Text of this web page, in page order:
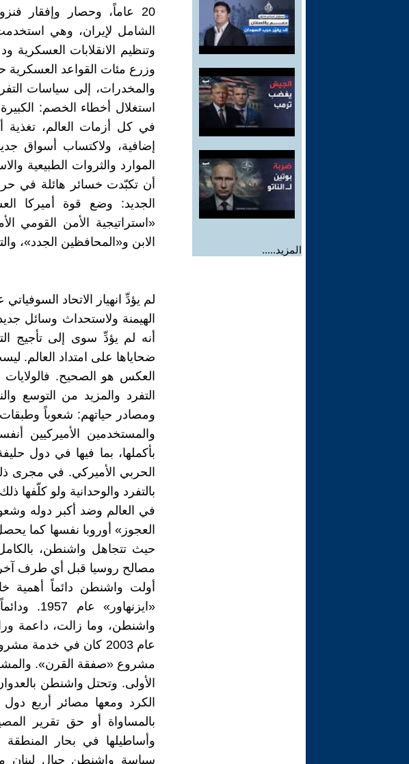
المزيد.....
20 عاماً، وحصار وإفقار
الشامل لإيران، وهي
وتنظيم الانقلابات العسكرية
وزرع مئات القواعد العسكرية
والمخدرات، إلى سياسات
استغلال أخطاء الخصم:
في كل أزمات العالم، تغذية
إضافية، ولاكتساب أسواق
الموارد والثروات الطبيعية
أن تكبّدت خسائر هائلة في
الجديد: وضع قوة أميركا
الابن و«المحافظين الجدد»،
الهيمنة ولاستحداث وسائل
أنه لم يؤدِّ سوى إلى تأجيج
ضحاياها على امتداد العالم.
العكس هو الصحيح. فالولايات
التفرد والمزيد من التوسع
ومصادر حياتهم: شعوباً
والمستخدمين الأميركيين
بأكملها، بما فيها في دول
الحربي الأميركي. في مجرى
بالتفرد والوحدانية ولو
في العالم وضد أكبر دوله
العجوز» أوروبا نفسها كما
حيث تتجاهل واشنطن،
مصالح روسيا قبل أي طرف
أولت واشنطن دائماً
واشنطن، وما زالت، داعمة
عام 2003 كان في
مشروع «صفقة القرن».
الأولى. وتحتل واشنطن
الكرد ومعها مصائر أربع
بالمساواة أو حق تقرير
وأساطيلها في بحار المنطقة